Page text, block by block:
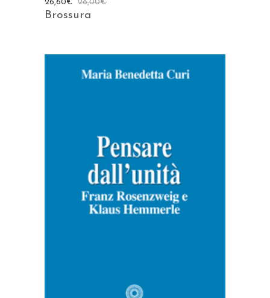
28,00€
26,60€
Brossura
AGGIUNGI AL CARRELLO